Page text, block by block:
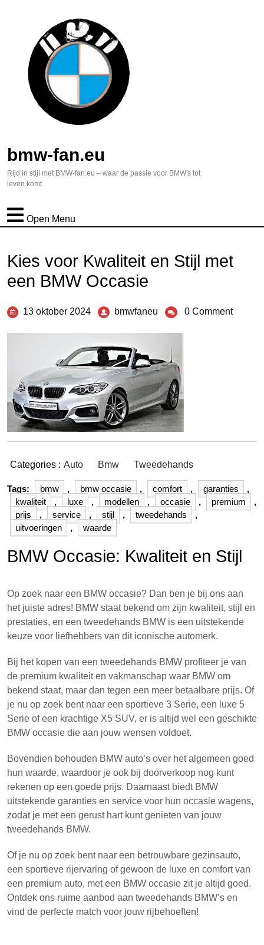
bmw-fan.eu
Rijd in stijl met BMW-fan.eu – waar de passie voor BMW's tot
leven komt
Open Menu
Kies voor Kwaliteit en Stijl met
een BMW Occasie
13 oktober 2024 bmwfaneu 0 Comment
Categories : Auto Bmw Tweedehands
Tags: bmw , bmw occasie , comfort , garanties
,
kwaliteit
, luxe , modellen , occasie , premium
,
prijs
, service , stijl , tweedehands
,
uitvoeringen
, waarde
BMW Occasie: Kwaliteit en Stijl
Op zoek naar een BMW occasie? Dan ben je bij ons aan
het juiste adres! BMW staat bekend om zijn kwaliteit, stijl en
prestaties, en een tweedehands BMW is een uitstekende
keuze voor liefhebbers van dit iconische automerk.
Bij het kopen van een tweedehands BMW profiteer je van
de premium kwaliteit en vakmanschap waar BMW om
bekend staat, maar dan tegen een meer betaalbare prijs. Of
je nu op zoek bent naar een sportieve 3 Serie, een luxe 5
Serie of een krachtige X5 SUV, er is altijd wel een geschikte
BMW occasie die aan jouw wensen voldoet.
Bovendien behouden BMW auto’s over het algemeen goed
hun waarde, waardoor je ook bij doorverkoop nog kunt
rekenen op een goede prijs. Daarnaast biedt BMW
uitstekende garanties en service voor hun occasie wagens,
zodat je met een gerust hart kunt genieten van jouw
tweedehands BMW.
Of je nu op zoek bent naar een betrouwbare gezinsauto,
een sportieve rijervaring of gewoon de luxe en comfort van
een premium auto, met een BMW occasie zit je altijd goed.
Ontdek ons ruime aanbod aan tweedehands BMW’s en
vind de perfecte match voor jouw rijbehoeften!